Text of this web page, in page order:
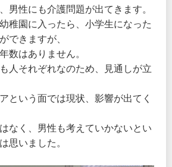
男性にも介護問題が出てきます。
稚園に入ったら、小学生になった
できますが、
数はありません。
人それぞれなのため、見通しが立
という面では現状、影響が出てく
なく、男性も考えていかないとい
思いました。